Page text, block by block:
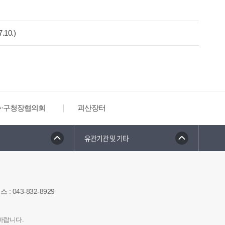
구청장협의회 괴산장터
유관기관 및 기타
: 043-832-8929
랍니다.